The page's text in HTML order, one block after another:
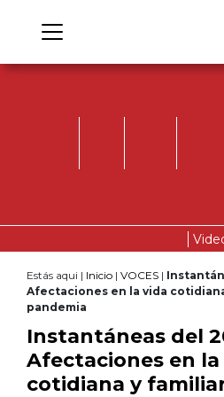
Estás aqui | Inicio | VOCES |
Afectaciones en la vida
pandemia
Instantáneas del
Afectaciones en la
cotidiana y